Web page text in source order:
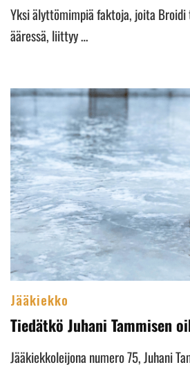
Yksi älyttömimpiä faktoja, joita
ääressä, liittyy …
Jääkiekko
Tiedätkö Juhani Tammisen
Jääkiekkoleijona numero 75, Juhani